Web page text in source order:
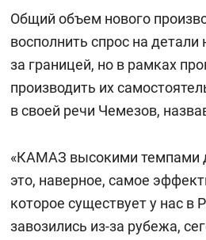
Общий объем нового
восполнить спрос на
за границей, но в рамках
производить их
в своей речи Чемезов,
«КАМАЗ высокими темпами
это, наверное, самое
которое существует у нас
завозились из-за рубежа,
и физическим
как основа
команд
в